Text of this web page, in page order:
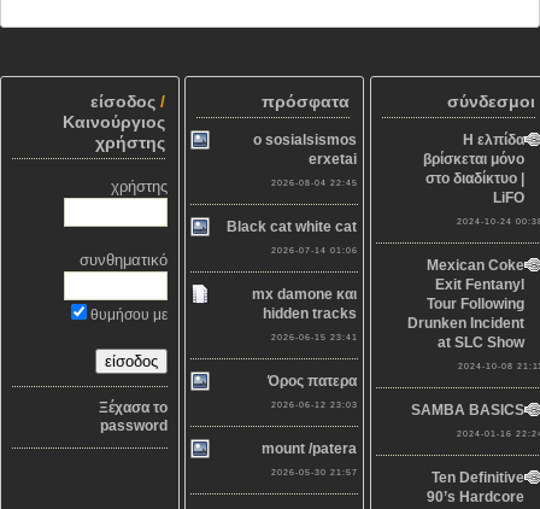
είσοδος/
Καινούργιος
χρήστης
χρήστης
συνθηματικό
θυμήσου με
Ξέχασα το
password
πρόσφατα
o sosialsismos
erxetai
2026-08-04 22:45
Black cat white cat
2026-07-14 01:06
mx damone και
hidden tracks
2026-06-15 23:41
Όρος πατερα
2026-06-12 23:03
mount /patera
2026-05-30 21:57
σύνδεσμοι
Η ελπίδα
βρίσκεται μόνο
στο διαδίκτυο |
LiFO
2024-10-24
Mexican Coke
Exit Fentanyl
Tour Following
Drunken Incident
at SLC Show
2024-10-08
SAMBA BASICS
2024-01-16
Ten Definitive
90’s Hardcore